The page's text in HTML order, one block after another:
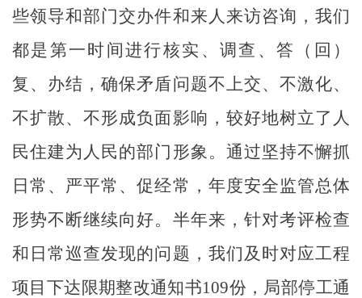
些领导和部门交办件和来人来访咨询，我们
都是第一时间进行核实、调查、答（回）
复、办结，确保矛盾问题不上交、不激化、
不扩散、不形成负面影响，较好地树立了人
民住建为人民的部门形象。通过坚持不懈抓
日常、严平常、促经常，年度安全监管总体
形势不断继续向好。半年来，针对考评检查
和日常巡查发现的问题，我们及时对应工程
项目下达限期整改通知书109份，局部停工通